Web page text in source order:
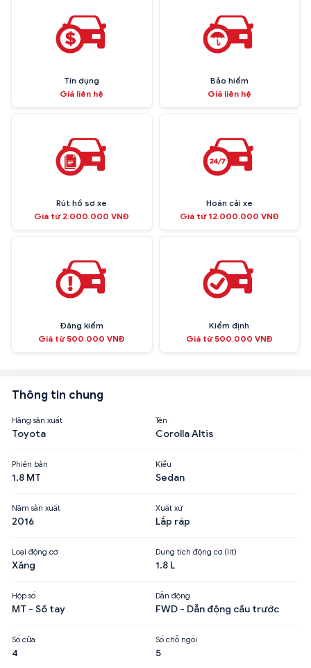
Tín dụng
Giá liên hệ
Bảo hiểm
Giá liên hệ
Rút hồ sơ xe
Giá từ 2.000.000 VNĐ
Hoán cải xe
Giá từ 12.000.000 VNĐ
Đăng kiểm
Giá từ 500.000 VNĐ
Kiểm định
Giá từ 500.000 VNĐ
Thông tin chung
Hãng sản xuất
Toyota
Tên
Corolla Altis
Phiên bản
1.8 MT
Kiểu
Sedan
Năm sản xuất
2016
Xuất xứ
Lắp ráp
Loại động cơ
Xăng
Dung tích động cơ (lít)
1.8 L
Hộp số
MT - Số tay
Dẫn động
FWD - Dẫn động cầu trước
Số cửa
4
Số chỗ ngồi
5